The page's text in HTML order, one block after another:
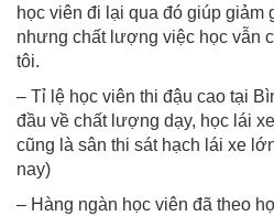
học viên đi lại qua đó giúp giảm
nhưng chất lượng việc học vẫn
tôi.
– Tỉ lệ học viên thi đậu cao tại
đầu về chất lượng dạy, học lái
cũng là sân thi sát hạch lái xe
nay)
– Hàng ngàn học viên đã theo